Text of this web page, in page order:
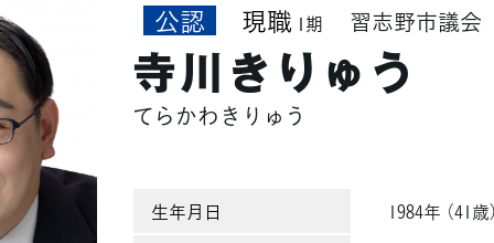
公認 現職 1期 習志野市議会
寺川きりゅう
てらかわきりゅう
生年月日
1984年 （41歳）